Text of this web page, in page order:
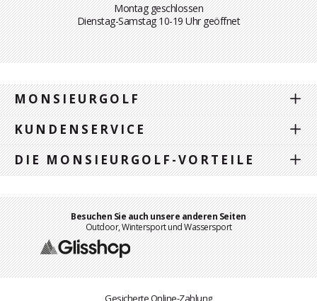
Montag geschlossen
Dienstag-Samstag 10-19 Uhr geöffnet
MONSIEURGOLF
KUNDENSERVICE
DIE MONSIEURGOLF-VORTEILE
Besuchen Sie auch unsere anderen Seiten
Outdoor, Wintersport und Wassersport
Gesicherte Online-Zahlung